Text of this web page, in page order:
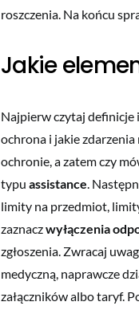
roszczenia. Na końcu
Jakie
Najpierw czytaj definicje
ochrona i jakie
ochronie, a zatem czy
typu assistance.
limity na przedmiot,
zaznaczwyłączenia
zgłoszenia. Zwracaj
medyczną, naprawcze
załączników albo taryf.